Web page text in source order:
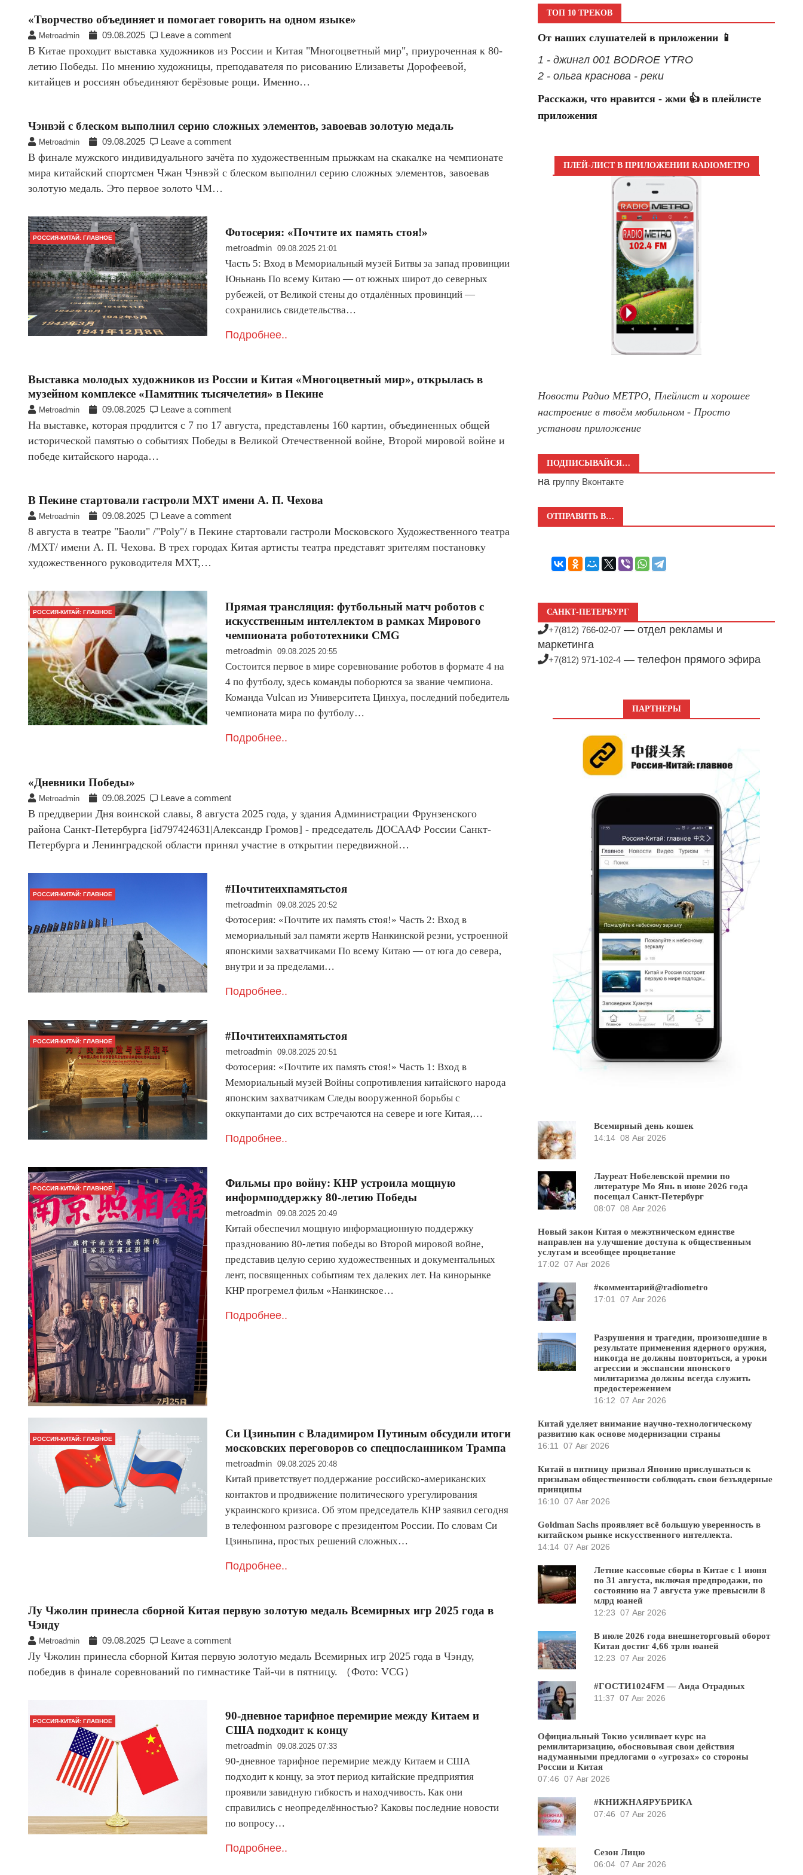
«Творчество объединяет и помогает говорить на одном языке»
Metroadmin 09.08.2025 Leave a comment
В Китае проходит выставка художников из России и Китая "Многоцветный мир", приуроченная к 80-
летию Победы. По мнению художницы, преподавателя по рисованию Елизаветы Дорофеевой,
китайцев и россиян объединяют берёзовые рощи. Именно…
Чэнвэй с блеском выполнил серию сложных элементов, завоевав золотую медаль
Metroadmin 09.08.2025 Leave a comment
В финале мужского индивидуального зачёта по художественным прыжкам на скакалке на чемпионате
мира китайский спортсмен Чжан Чэнвэй с блеском выполнил серию сложных элементов, завоевав
золотую медаль. Это первое золото ЧМ…
РОССИЯ-КИТАЙ: ГЛАВНОЕ Фотосерия: «Почтите их память стоя!»
metroadmin 09.08.2025 21:01
Часть 5: Вход в Мемориальный музей Битвы за запад провинции
Юньнань По всему Китаю — от южных широт до северных
рубежей, от Великой стены до отдалённых провинций —
сохранились свидетельства…
Подробнее..
Выставка молодых художников из России и Китая «Многоцветный мир», открылась в
музейном комплексе «Памятник тысячелетия» в Пекине
Metroadmin 09.08.2025 Leave a comment
На выставке, которая продлится с 7 по 17 августа, представлены 160 картин, объединенных общей
исторической памятью о событиях Победы в Великой Отечественной войне, Второй мировой войне и
победе китайского народа…
В Пекине стартовали гастроли МХТ имени А. П. Чехова
Metroadmin 09.08.2025 Leave a comment
8 августа в театре "Баоли" /"Poly"/ в Пекине стартовали гастроли Московского Художественного театра
/МХТ/ имени А. П. Чехова. В трех городах Китая артисты театра представят зрителям постановку
художественного руководителя МХТ,…
РОССИЯ-КИТАЙ: ГЛАВНОЕ
Прямая трансляция: футбольный матч роботов с
искусственным интеллектом в рамках Мирового
чемпионата робототехники CMG
metroadmin 09.08.2025 20:55
Состоится первое в мире соревнование роботов в формате 4 на
4 по футболу, здесь команды поборются за звание чемпиона.
Команда Vulcan из Университета Цинхуа, последний победитель
чемпионата мира по футболу…
Подробнее..
«Дневники Победы»
Metroadmin 09.08.2025 Leave a comment
В преддверии Дня воинской славы, 8 августа 2025 года, у здания Администрации Фрунзенского
района Санкт-Петербурга [id797424631|Александр Громов] - председатель ДОСААФ России Санкт-
Петербурга и Ленинградской области принял участие в открытии передвижной…
РОССИЯ-КИТАЙ: ГЛАВНОЕ #Почтитеихпамятьстоя
metroadmin 09.08.2025 20:52
Фотосерия: «Почтите их память стоя!» Часть 2: Вход в
мемориальный зал памяти жертв Нанкинской резни, устроенной
японскими захватчиками По всему Китаю — от юга до севера,
внутри и за пределами…
Подробнее..
РОССИЯ-КИТАЙ: ГЛАВНОЕ #Почтитеихпамятьстоя
metroadmin 09.08.2025 20:51
Фотосерия: «Почтите их память стоя!» Часть 1: Вход в
Мемориальный музей Войны сопротивления китайского народа
японским захватчикам Следы вооруженной борьбы с
оккупантами до сих встречаются на севере и юге Китая,…
Подробнее..
РОССИЯ-КИТАЙ: ГЛАВНОЕ
Фильмы про войну: КНР устроила мощную
информподдержку 80-летию Победы
metroadmin 09.08.2025 20:49
Китай обеспечил мощную информационную поддержку
празднованию 80-летия победы во Второй мировой войне,
представив целую серию художественных и документальных
лент, посвященных событиям тех далеких лет. На кинорынке
КНР прогремел фильм «Нанкинское…
Подробнее..
РОССИЯ-КИТАЙ: ГЛАВНОЕ
Си Цзиньпин с Владимиром Путиным обсудили итоги
московских переговоров со спецпосланником Трампа
metroadmin 09.08.2025 20:48
Китай приветствует поддержание российско-американских
контактов и продвижение политического урегулирования
украинского кризиса. Об этом председатель КНР заявил сегодня
в телефонном разговоре с президентом России. По словам Си
Цзиньпина, простых решений сложных…
Подробнее..
Лу Чжолин принесла сборной Китая первую золотую медаль Всемирных игр 2025 года в
Чэнду
Metroadmin 09.08.2025 Leave a comment
Лу Чжолин принесла сборной Китая первую золотую медаль Всемирных игр 2025 года в Чэнду,
победив в финале соревнований по гимнастике Тай-чи в пятницу. （Фото: VCG）
РОССИЯ-КИТАЙ: ГЛАВНОЕ
90-дневное тарифное перемирие между Китаем и
США подходит к концу
metroadmin 09.08.2025 07:33
90-дневное тарифное перемирие между Китаем и США
подходит к концу, за этот период китайские предприятия
проявили завидную гибкость и находчивость. Как они
справились с неопределённостью? Каковы последние новости
по вопросу…
Подробнее..
ТОП 10 ТРЕКОВ
От наших слушателей в приложении 📱
1 - джингл 001 BODROE YTRO
2 - ольга краснова - реки
Расскажи, что нравится - жми 👍 в плейлисте
приложения
ПЛЕЙ-ЛИСТ В ПРИЛОЖЕНИИ RADIOМЕТРО
Новости Радио МЕТРО, Плейлист и хорошее
настроение в твоём мобильном - Просто
установи приложение
ПОДПИСЫВАЙСЯ…
на группу Вконтакте
ОТПРАВИТЬ В…
САНКТ-ПЕТЕРБУРГ
+7(812) 766-02-07 — отдел рекламы и
маркетинга
+7(812) 971-102-4 — телефон прямого эфира
ПАРТНЕРЫ
Всемирный день кошек
14:14 08 Авг 2026
Лауреат Нобелевской премии по
литературе Мо Янь в июне 2026 года
посещал Санкт-Петербург
08:07 08 Авг 2026
Новый закон Китая о межэтническом единстве
направлен на улучшение доступа к общественным
услугам и всеобщее процветание
17:02 07 Авг 2026
#комментарий@radiometro
17:01
07 Авг 2026
Разрушения и трагедии, произошедшие в
результате применения ядерного оружия,
никогда не должны повториться, а уроки
агрессии и экспансии японского
милитаризма должны всегда служить
предостережением
16:12 07 Авг 2026
Китай уделяет внимание научно-технологическому
развитию как основе модернизации страны
16:11
07 Авг 2026
Китай в пятницу призвал Японию прислушаться к
призывам общественности соблюдать свои безъядерные
принципы
16:10 07 Авг 2026
Goldman Sachs проявляет всё большую уверенность в
китайском рынке искусственного интеллекта.
14:14 07 Авг 2026
Летние кассовые сборы в Китае с 1 июня
по 31 августа, включая предпродажи, по
состоянию на 7 августа уже превысили 8
млрд юаней
12:23 07 Авг 2026
В июле 2026 года внешнеторговый оборот
Китая достиг 4,66 трлн юаней
12:23 07 Авг 2026
#ГОСТИ1024FM — Аида Отрадных
11:37 07 Авг 2026
Официальный Токио усиливает курс на
ремилитаризацию, обосновывая свои действия
надуманными предлогами о «угрозах» со стороны
России и Китая
07:46 07 Авг 2026
#КНИЖНАЯРУБРИКА
07:46 07 Авг 2026
Сезон Лицю
06:04 07 Авг 2026